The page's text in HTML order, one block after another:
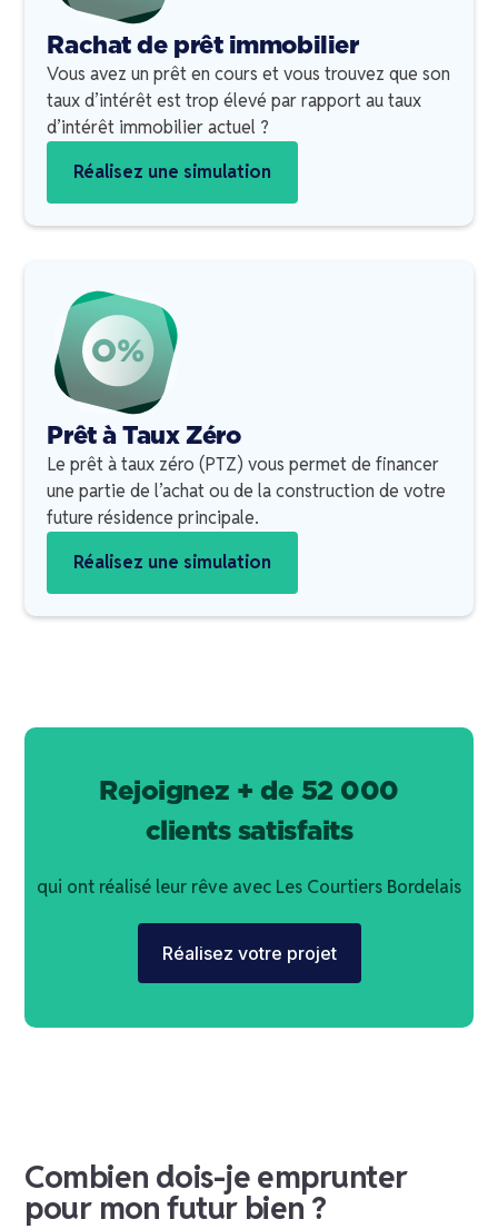
Rachat de prêt immobilier
Vous avez un prêt en cours et vous trouvez que son
taux d’intérêt est trop élevé par rapport au taux
d’intérêt immobilier actuel ?
Réalisez une simulation
Prêt à Taux Zéro
Le prêt à taux zéro (PTZ) vous permet de financer
une partie de l’achat ou de la construction de votre
future résidence principale.
Réalisez une simulation
Rejoignez + de 52 000
clients satisfaits
qui ont réalisé leur rêve avec Les Courtiers Bordelais
Réalisez votre projet
Combien dois-je emprunter
pour mon futur bien ?